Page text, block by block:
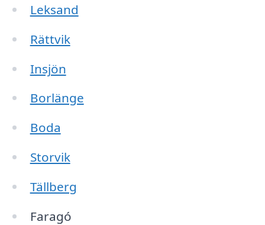
Leksand
Rättvik
Insjön
Borlänge
Boda
Storvik
Tällberg
Faragó